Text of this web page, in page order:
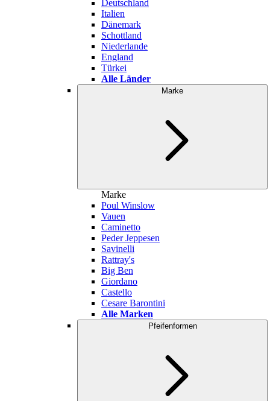
Deutschland
Italien
Dänemark
Schottland
Niederlande
England
Türkei
Alle Länder
Marke
Marke
Poul Winslow
Vauen
Caminetto
Peder Jeppesen
Savinelli
Rattray's
Big Ben
Giordano
Castello
Cesare Barontini
Alle Marken
Pfeifenformen